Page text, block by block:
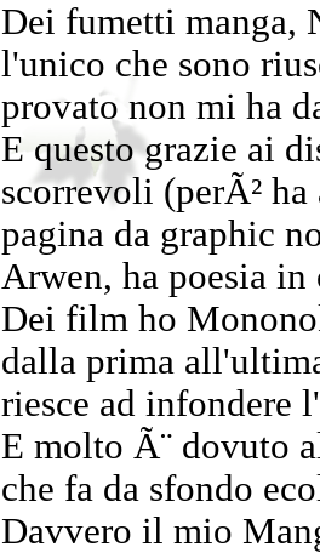
Dei fumetti manga,
l'unico che sono
provato non mi ha
E questo grazie ai
scorrevoli (perÃ²
pagina da graphic
Arwen, ha poesia in
Dei film ho
dalla prima
riesce ad infondere
E molto Ã¨ dovuto
che fa da sfondo
Davvero il mio